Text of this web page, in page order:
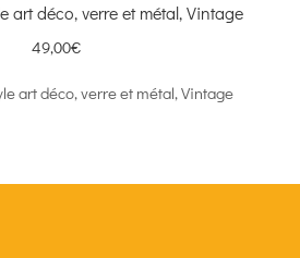
art déco, verre et métal, Vintage
49,00€
art déco, verre et métal, Vintage